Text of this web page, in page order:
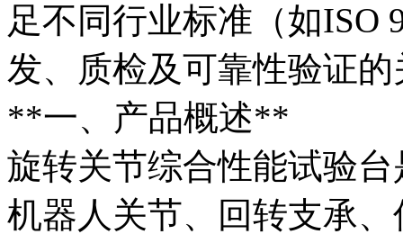
足不同行业标准（如ISO
发、质检及可靠性验证
**一、产品概述**
旋转关节综合性能试验
机器人关节、回转支承